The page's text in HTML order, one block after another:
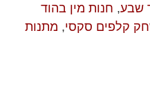
שבע, חנות מין בהוד
קלפים סקסי, מתנות